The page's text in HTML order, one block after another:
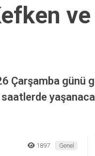
ve
Çarşamba günü
saatlerde
1897 Genel